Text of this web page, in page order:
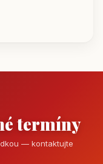
termíny
— kontaktujte